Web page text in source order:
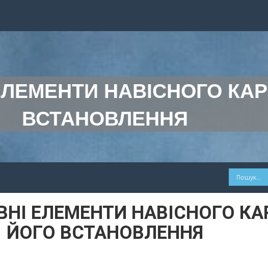
НАВІСНОГО
ВСТАНОВЛЕННЯ
ЕЛЕМЕНТИ НАВІСНОГО
ЙОГО ВСТАНОВЛЕННЯ